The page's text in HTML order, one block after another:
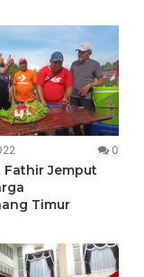
0
Jemput
Timur